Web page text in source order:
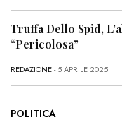
Truffa Dello Spid,
“Pericolosa”
REDAZIONE- 5 APRILE 2025
POLITICA